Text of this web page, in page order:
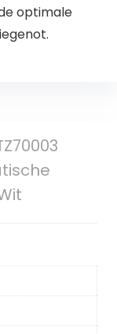
optimale